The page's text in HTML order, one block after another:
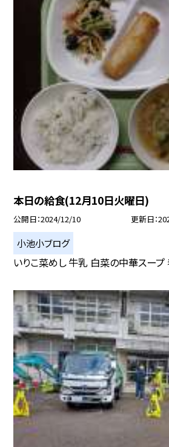
本日の給食(12月10日火曜日)
公開日 2024/12/10 更新日
小池小ブログ
いりこ菜めし 牛乳 白菜の中華スー